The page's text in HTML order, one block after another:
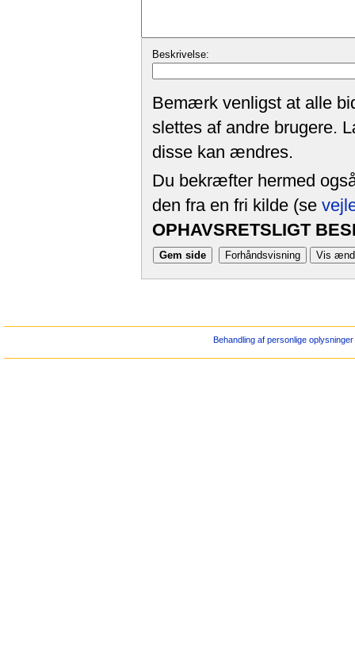
Beskrivelse:
Bemærk venligst at alle
slettes af andre brugere.
disse kan ændres.
Du bekræfter hermed
den fra en fri kilde (se
OPHAVSRETSLIGT
Behandling af personlige oplysninger